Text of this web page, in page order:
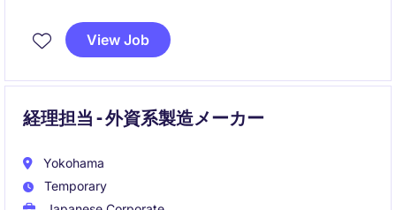
経営層から現場まで幅広いステークホルダーと連携
View Job
経理担当 - 外資系製造メーカー
Yokohama
Temporary